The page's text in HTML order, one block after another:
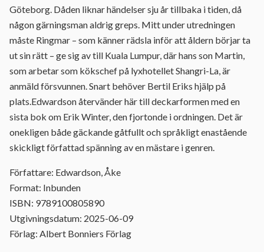
Göteborg. Dåden liknar händelser sju år tillbaka i tiden, då
någon gärningsman aldrig greps. Mitt under utredningen
måste Ringmar – som känner rädsla inför att åldern börjar ta
ut sin rätt – ge sig av till Kuala Lumpur, där hans son Martin,
som arbetar som kökschef på lyxhotellet Shangri-La, är
anmäld försvunnen. Snart behöver Bertil Eriks hjälp på
plats.Edwardson återvänder här till deckarformen med en
sista bok om Erik Winter, den fjortonde i ordningen. Det är
onekligen både gäckande gåtfullt och språkligt enastående
skickligt författad spänning av en mästare i genren.
Författare: Edwardson, Åke
Format: Inbunden
ISBN: 9789100805890
Utgivningsdatum: 2025-06-09
Förlag: Albert Bonniers Förlag